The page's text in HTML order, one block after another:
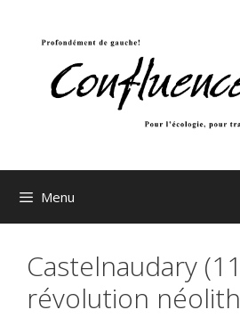
Menu
Castelnaudary
révolution